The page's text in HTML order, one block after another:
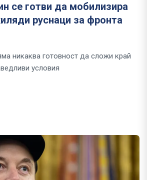
се готви да мобилизира
руснаци за фронта
никаква готовност да сложи край
условия